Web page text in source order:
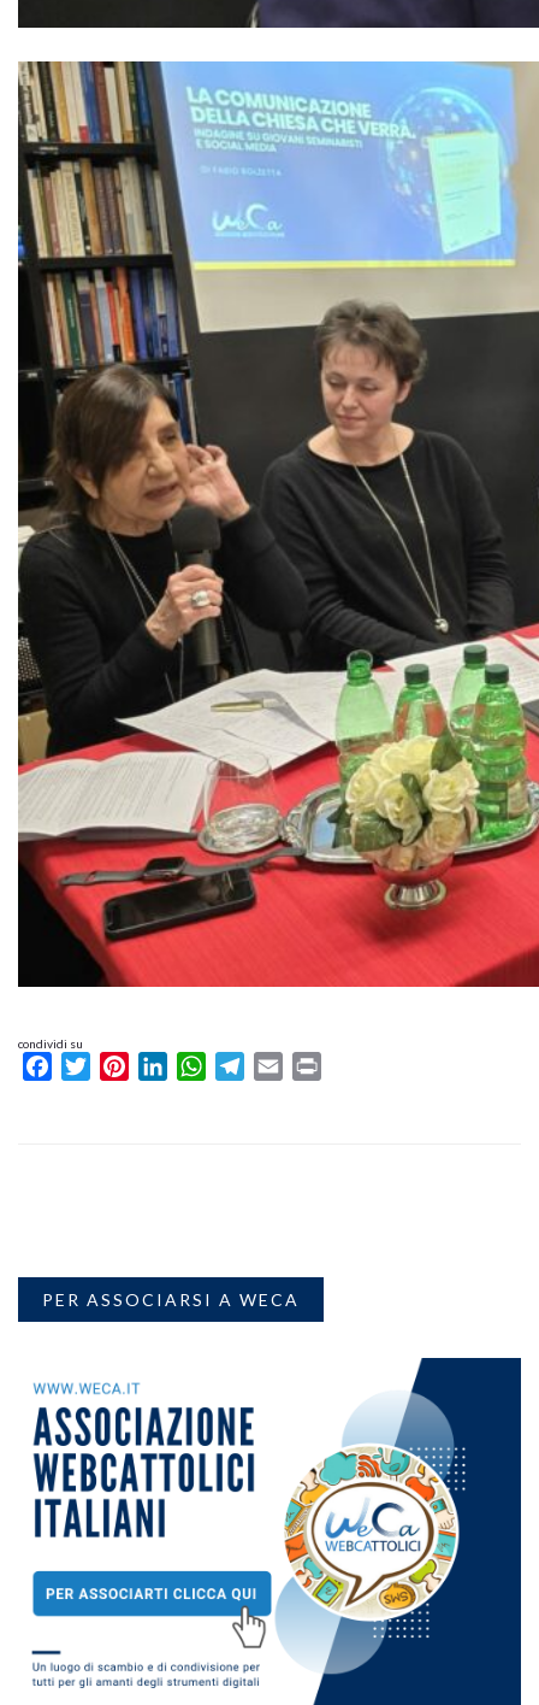
condividi su
FacebookTwitterPinterestLinkedInWhatsAppTelegram
Email
PER ASSOCIARSI A WECA